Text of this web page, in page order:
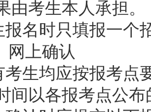
由考生本人承担。
报名时只填报一个
网上确认
考生均应按报考点
间以各报考点公